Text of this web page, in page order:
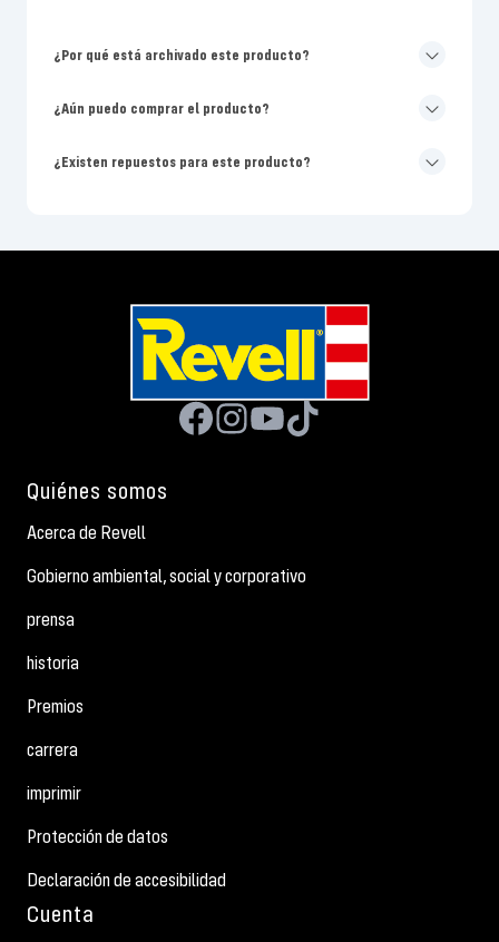
¿Por qué está archivado este producto?
¿Aún puedo comprar el producto?
¿Existen repuestos para este producto?
Quiénes somos
Acerca de Revell
Gobierno ambiental, social y corporativo
prensa
historia
Premios
carrera
imprimir
Protección de datos
Declaración de accesibilidad
Cuenta